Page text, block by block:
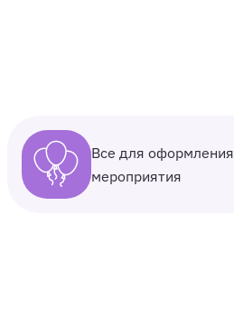
Все для оформления
мероприятия